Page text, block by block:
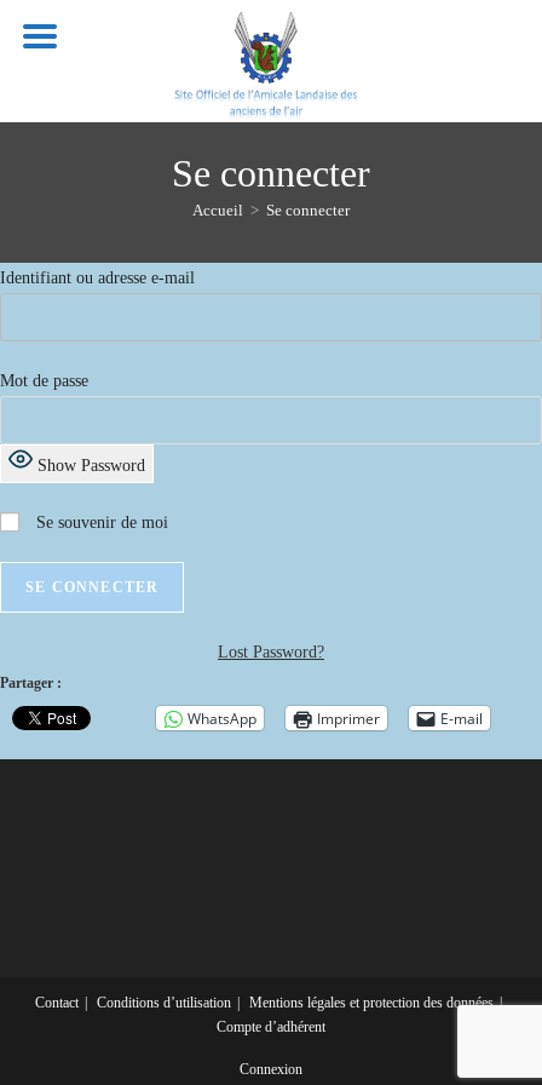
Se connecter
Accueil > Se connecter
Identifiant ou adresse e-mail
Mot de passe
Show Password
Se souvenir de moi
Lost Password?
Partager :
WhatsApp Imprimer E-mail
Contact Conditions d’utilisation
Mentions légales et protection des données
Compte d’adhérent
Connexion